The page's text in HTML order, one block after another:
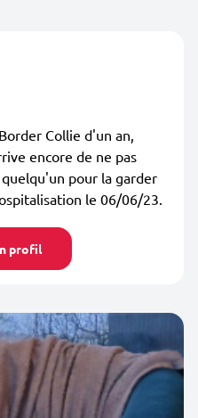
Collie d'un an,
encore de ne pas
pour la garder
le 06/06/23.
profil